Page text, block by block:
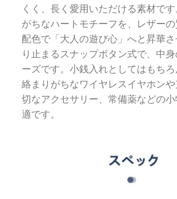
くく、長く愛用いただける素材で
がちなハートモチーフを、レザー
配色で「大人の遊び心」へと昇華
り止まるスナップボタン式で、中
ーズです。小銭入れとしてはもち
絡まりがちなワイヤレスイヤホン
切なアクセサリー、常備薬などの
適です。